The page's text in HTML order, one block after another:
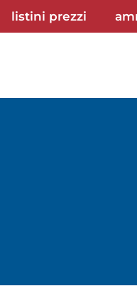
listini prezzi